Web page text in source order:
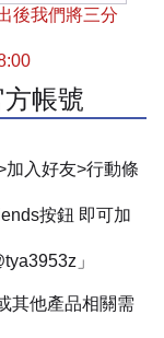
後我們將三分
帳號
加入好友>行動條
按鈕 即可加
」
其他產品相關需